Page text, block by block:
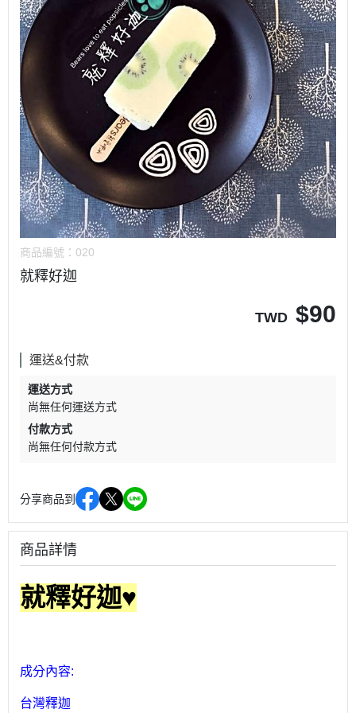
商品編號： 020
就釋好迦
TWD $90
運送&付款
運送方式
尚無任何運送方式
付款方式
尚無任何付款方式
分享商品到
商品詳情
就釋好迦♥
成分內容:
台灣釋迦